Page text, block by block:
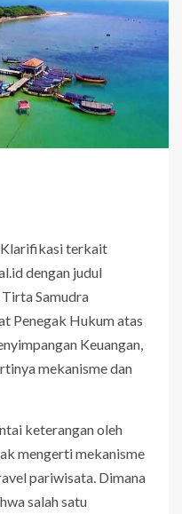
Klarifikasi terkait
dengan judul
Samudra
Penegak Hukum atas
Keuangan,
mekanisme dan
keterangan oleh
mengerti mekanisme
pariwisata. Dimana
salah satu